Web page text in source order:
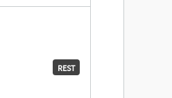
REST